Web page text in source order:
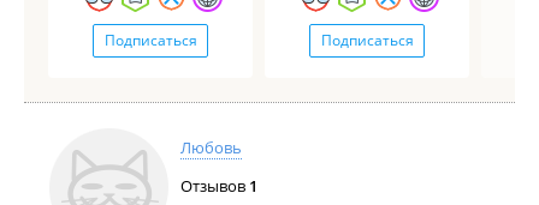
Подписаться Подписаться
Любовь
Отзывов 1